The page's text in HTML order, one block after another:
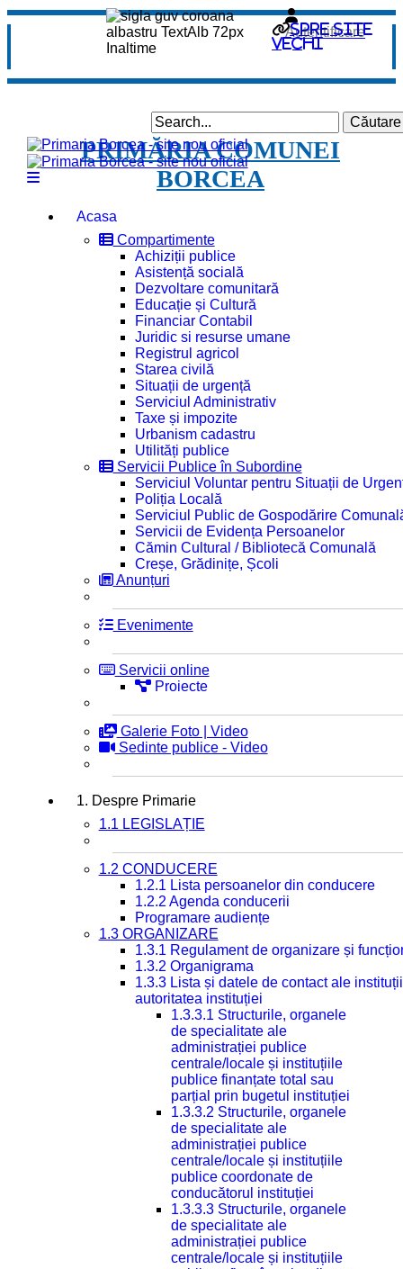
spre site
vechi
Autentificare
PRIMĂRIA COMUNEI
BORCEA
Acasa
Compartimente
Achiziții publice
Asistență socială
Dezvoltare comunitară
Educație și Cultură
Financiar Contabil
Juridic si resurse umane
Registrul agricol
Starea civilă
Situații de urgență
Serviciul Administrativ
Taxe și impozite
Urbanism cadastru
Utilități publice
Servicii Publice în Subordine
Serviciul Voluntar pentru Situații de
Poliția Locală
Serviciul Public de Gospodărire
Servicii de Evidența Persoanelor
Cămin Cultural / Bibliotecă Comunală
Creșe, Grădinițe, Școli
Anunțuri
Evenimente
Servicii online
Proiecte
Galerie Foto | Video
Sedinte publice - Video
1. Despre Primarie
1.1 LEGISLAȚIE
1.2 CONDUCERE
1.2.1 Lista persoanelor din conducere
1.2.2 Agenda conducerii
Programare audiențe
1.3 ORGANIZARE
1.3.1 Regulament de organizare și
1.3.2 Organigrama
1.3.3 Lista și datele de contact ale
autoritatea instituției
1.3.3.1 Structurile, organele
de specialitate ale
administrației publice
centrale/locale și instituțiile
publice finanțate total sau
parțial prin bugetul instituției
1.3.3.2 Structurile, organele
de specialitate ale
administrației publice
centrale/locale și instituțiile
publice coordonate de
conducătorul instituției
1.3.3.3 Structurile, organele
de specialitate ale
administrației publice
centrale/locale și instituțiile